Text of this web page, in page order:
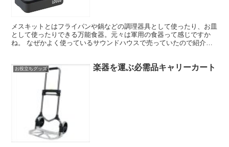
メスキットとはフライパンや鍋などの調理器具として使ったり、お皿
として使ったりできる万能食器。元々は軍用の食器って感じですか
ね。 なぜかよく使っているサウンドハウスで売っていたので紹介。
お役立ちグッズ 楽器を運ぶ必需品キャリーカート